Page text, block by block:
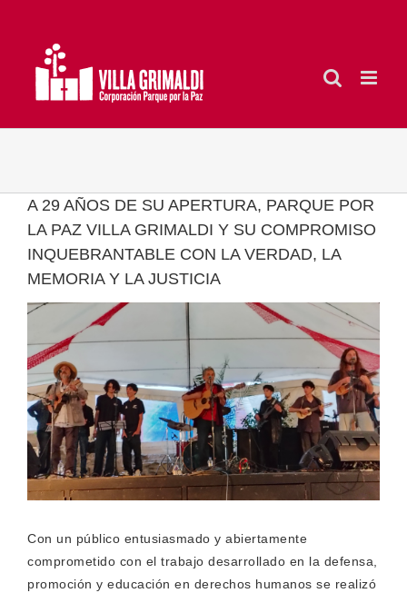
contenido
A 29 AÑOS DE SU APERTURA, PARQUE POR
LA PAZ VILLA GRIMALDI Y SU COMPROMISO
INQUEBRANTABLE CON LA VERDAD, LA
MEMORIA Y LA JUSTICIA
Ver
imagen
más
grande
Con un público entusiasmado y abiertamente
comprometido con el trabajo desarrollado en la defensa,
promoción y educación en derechos humanos se realizó